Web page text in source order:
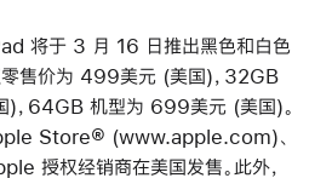
将于 3 月 16 日推出黑色和白色
零售价为 499美元 (美国)，32GB
，64GB 机型为 699美元 (美国)。
Store® (www.apple.com)、
授权经销商在美国发售。此外，